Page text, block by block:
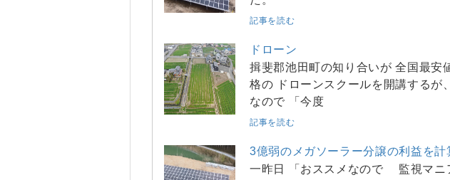
記事を読む
ドローン
揖斐郡池田町の知り合いが 全国最安
格の ドローンスクールを開講するが
なので 「今度
記事を読む
3億弱のメガソーラー分譲の利益を計
一昨日 「おススメなので 監視マニ